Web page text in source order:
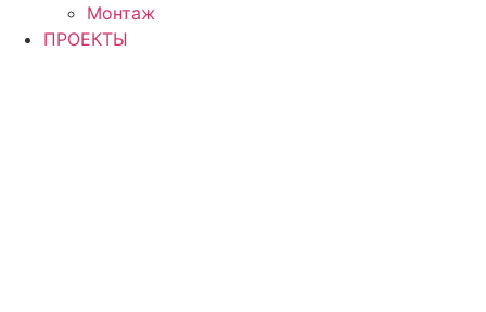
Монтаж
ПРОЕКТЫ